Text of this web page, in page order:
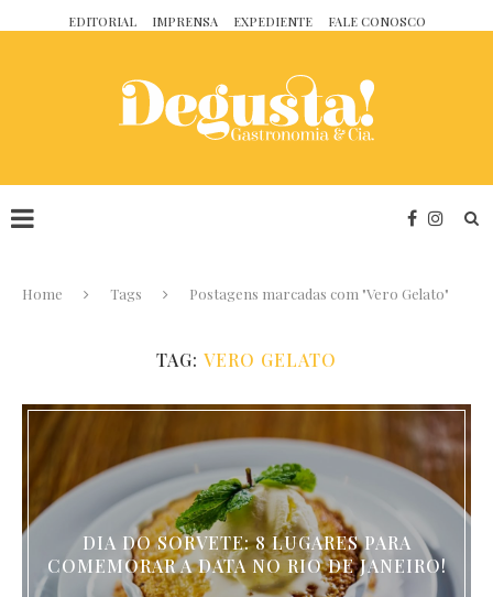
EDITORIAL IMPRENSA EXPEDIENTE FALE CONOSCO
Home Tags Postagens marcadas com "Vero Gelato"
TAG: VERO GELATO
DIA DO SORVETE: 8 LUGARES PARA
COMEMORAR A DATA NO RIO DE JANEIRO!